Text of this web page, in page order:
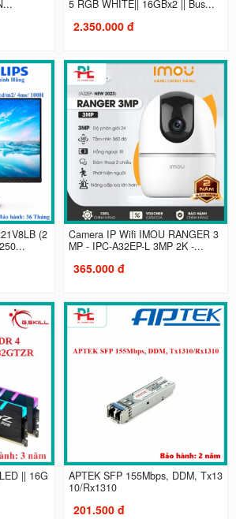
5 RGB WHITE|| 16GBx2 || Bus...
2.350.000 đ
(2
Camera IP Wifi IMOU RANGER 3
MP - IPC-A32EP-L 3MP 2K -...
365.000 đ
|| 16G
APTEK SFP 155Mbps, DDM, Tx13
10/Rx1310
201.500 đ